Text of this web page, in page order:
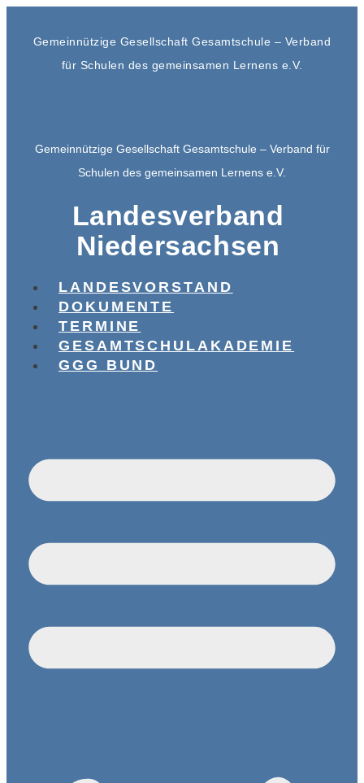
Gemeinnützige Gesellschaft Gesamtschule – Verband
für Schulen des gemeinsamen Lernens e.V.
Gemeinnützige Gesellschaft Gesamtschule – Verband für
Schulen des gemeinsamen Lernens e.V.
Landesverband
Niedersachsen
LANDESVORSTAND
DOKUMENTE
TERMINE
GESAMTSCHULAKADEMIE
GGG BUND